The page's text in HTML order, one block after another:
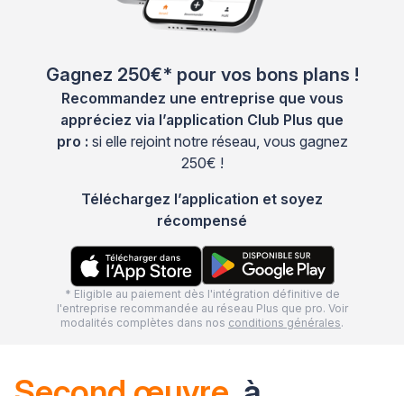
Gagnez 250€* pour vos bons plans !
Recommandez une entreprise que vous
appréciez via l’application Club Plus que
pro : si elle rejoint notre réseau, vous gagnez
250€ !
Téléchargez l’application et soyez
récompensé
* Eligible au paiement dès l'intégration définitive de
l'entreprise recommandée au réseau Plus que pro. Voir
modalités complètes dans nos conditions générales.